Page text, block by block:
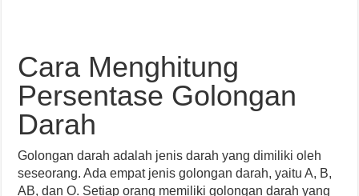
Cara Menghitung
Persentase Golongan
Darah
Golongan darah adalah jenis darah yang dimiliki oleh
seseorang. Ada empat jenis golongan darah, yaitu A, B,
AB, dan O. Setiap orang memiliki golongan darah yang